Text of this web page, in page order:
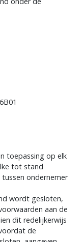
onder de
toepassing op elk
tot stand
ondernemer
wordt gesloten,
aan de
dit redelijkerwijs
de